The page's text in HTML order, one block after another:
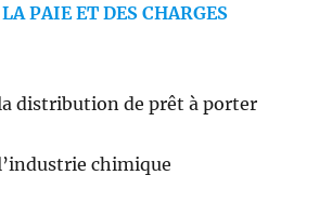
PAIE ET DES CHARGES
distribution de prêt à porter
chimique